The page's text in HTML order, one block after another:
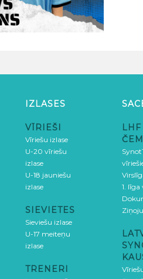
IZLASES
VĪRIEŠI
Vīriešu izlase
U-20 vīriešu
izlase
U-18 jauniešu
izlase
SIEVIETES
Sieviešu izlase
U-17 meiteņu
izlase
TRENERI
LHF
1. līga